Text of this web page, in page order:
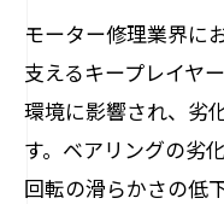
モーター修理業界に
支えるキープレイヤ
環境に影響され、劣
す。ベアリングの劣
回転の滑らかさの低